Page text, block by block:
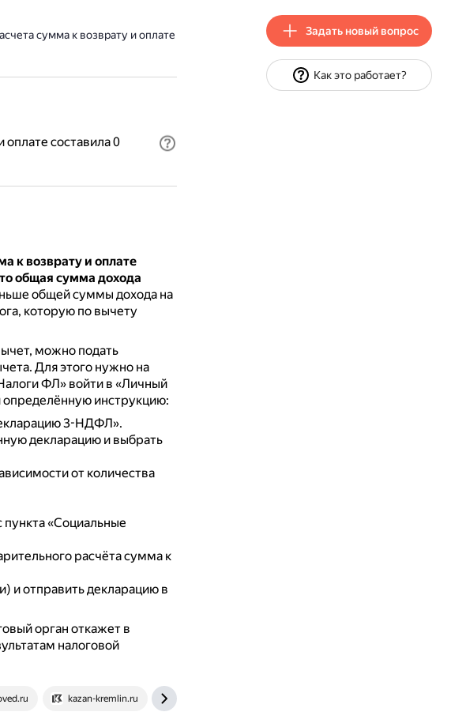
сумма к возврату и оплате
составила 0
к возврату и оплате
общая сумма дохода
общей суммы дохода на
которую по вычету
можно подать
Для этого нужно на
ФЛ» войти в «Личный
определённую инструкцию:
3-НДФЛ».
декларацию и выбрать
от количества
пункта «Социальные
расчёта сумма к
и отправить декларацию в
орган откажет в
налоговой
kazan-kremlin.ru
Задать новый вопрос
Как это работает?